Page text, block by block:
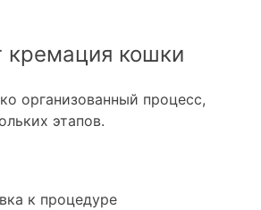
кремация кошки
организованный процесс,
этапов.
к процедуре